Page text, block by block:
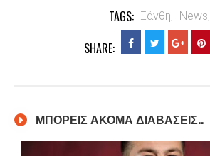
TAGS: Ξάνθη, News,
SHARE:
ΜΠΟΡΕΙΣ ΑΚΟΜΑ ΔΙΑΒΑΣΕΙΣ..